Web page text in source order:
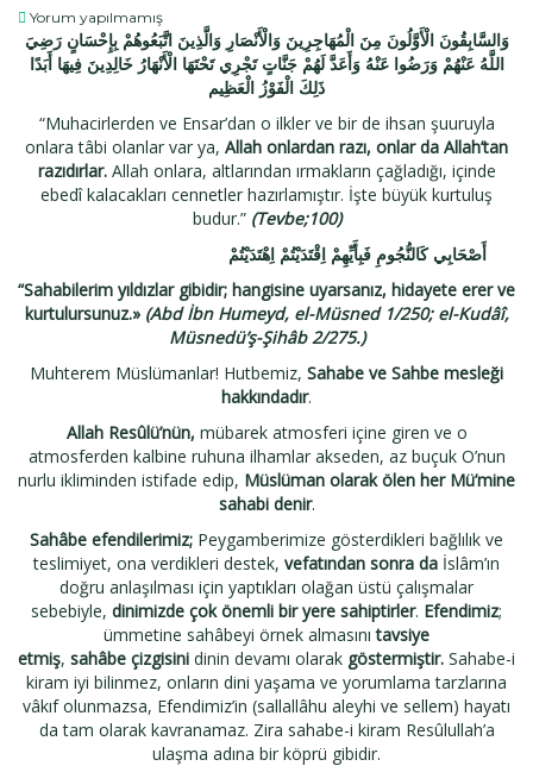
Yorum yapılmamış
وَالسَّابِقُونَ الْأَوَّلُونَ مِنَ الْمُهَاجِرِينَ وَالْأَنْصَارِ وَالَّذِينَ اتَّبَعُوهُمْ بِإِحْسَانٍ رَضِيَ
اللَّهُ عَنْهُمْ وَرَضُوا عَنْهُ وَأَعَدَّ لَهُمْ جَنَّاتٍ تَجْرِي تَحْتَهَا الْأَنْهَارُ خَالِدِينَ فِيهَا أَبَدًا
ذَلِكَ الْفَوْزُ الْعَظِيم
“Muhacirlerden ve Ensar’dan o ilkler ve bir de ihsan şuuruyla
onlara tâbi olanlar var ya, Allah onlardan razı, onlar da Allah’tan
razıdırlar.Allah onlara, altlarından ırmakların çağladığı, içinde
ebedî kalacakları cennetler hazırlamıştır. İşte büyük kurtuluş
budur.” (Tevbe;100)
أَصْحَابِي كَالنُّجُومِ فَبِأَيِّهِمْ اِقْتَدَيْتُمْ اِهْتَدَيْتُمْ
“Sahabilerim yıldızlar gibidir; hangisine uyarsanız, hidayete erer ve
kurtulursunuz.» (Abd İbn Humeyd, el-Müsned 1/250; el-Kudâî,
Müsnedü’ş-Şihâb 2/275.)
Muhterem Müslümanlar! Hutbemiz, Sahabe ve Sahbe mesleği
hakkındadır.
Allah Resûlü’nün, mübarek atmosferi içine giren ve o
atmosferden kalbine ruhuna ilhamlar akseden, az buçuk O’nun
nurlu ikliminden istifade edip, Müslüman olarak ölen her Mü’mine
sahabi denir.
Sahâbe efendilerimiz; Peygamberimize gösterdikleri bağlılık ve
teslimiyet, ona verdikleri destek, vefatından sonra da İslâm’ın
doğru anlaşılması için yaptıkları olağan üstü çalışmalar
sebebiyle, dinimizde çok önemli bir yere sahiptirler. Efendimiz;
ümmetine sahâbeyi örnek almasınıtavsiye
etmiş, sahâbe çizgisini dinin devamı olarak göstermiştir. Sahabe-i
kiram iyi bilinmez, onların dini yaşama ve yorumlama tarzlarına
vâkıf olunmazsa, Efendimiz’in (sallallâhu aleyhi ve sellem) hayatı
da tam olarak kavranamaz. Zira sahabe-i kiram Resûlullah’a
ulaşma adına bir köprü gibidir.